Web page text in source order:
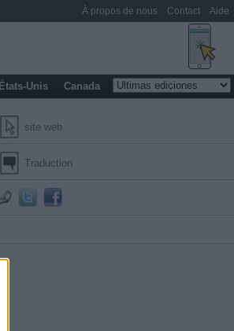
États-Unis Canada
site web
Traduction
À propos de nous Contact Aide